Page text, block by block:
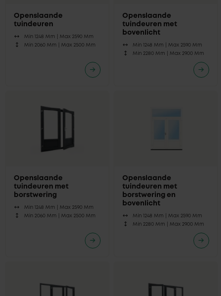
Openslaande
tuindeuren
Min 1248 Mm | Max 2590 Mm
Min 2060 Mm | Max 2500 Mm
Openslaande
tuindeuren met
bovenlicht
Min 1248 Mm | Max 2590 Mm
Min 2280 Mm | Max 2900 Mm
Openslaande
tuindeuren met
borstwering
Min 1248 Mm |
Max 2590 Mm
Min 2060 Mm |
Max 2500 Mm
Openslaande
tuindeuren met
borstwering en
bovenlicht
Min 1248 Mm |
Max 2590 Mm
Min 2280 Mm |
Max 2900 Mm